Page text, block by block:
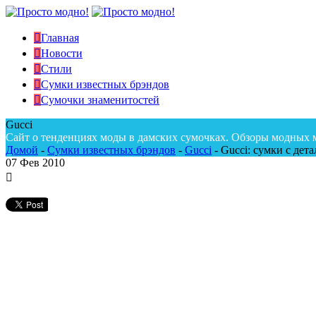
Главная
Новости
Стили
Сумки известных брэндов
Сумочки знаменитостей
Gucci
Сайт о тенденциях моды в дамских сумочках. Обзоры модных
Домой - Сумки известных брэндов - Gucci - Gucci: сумки с
07 Фев 2010